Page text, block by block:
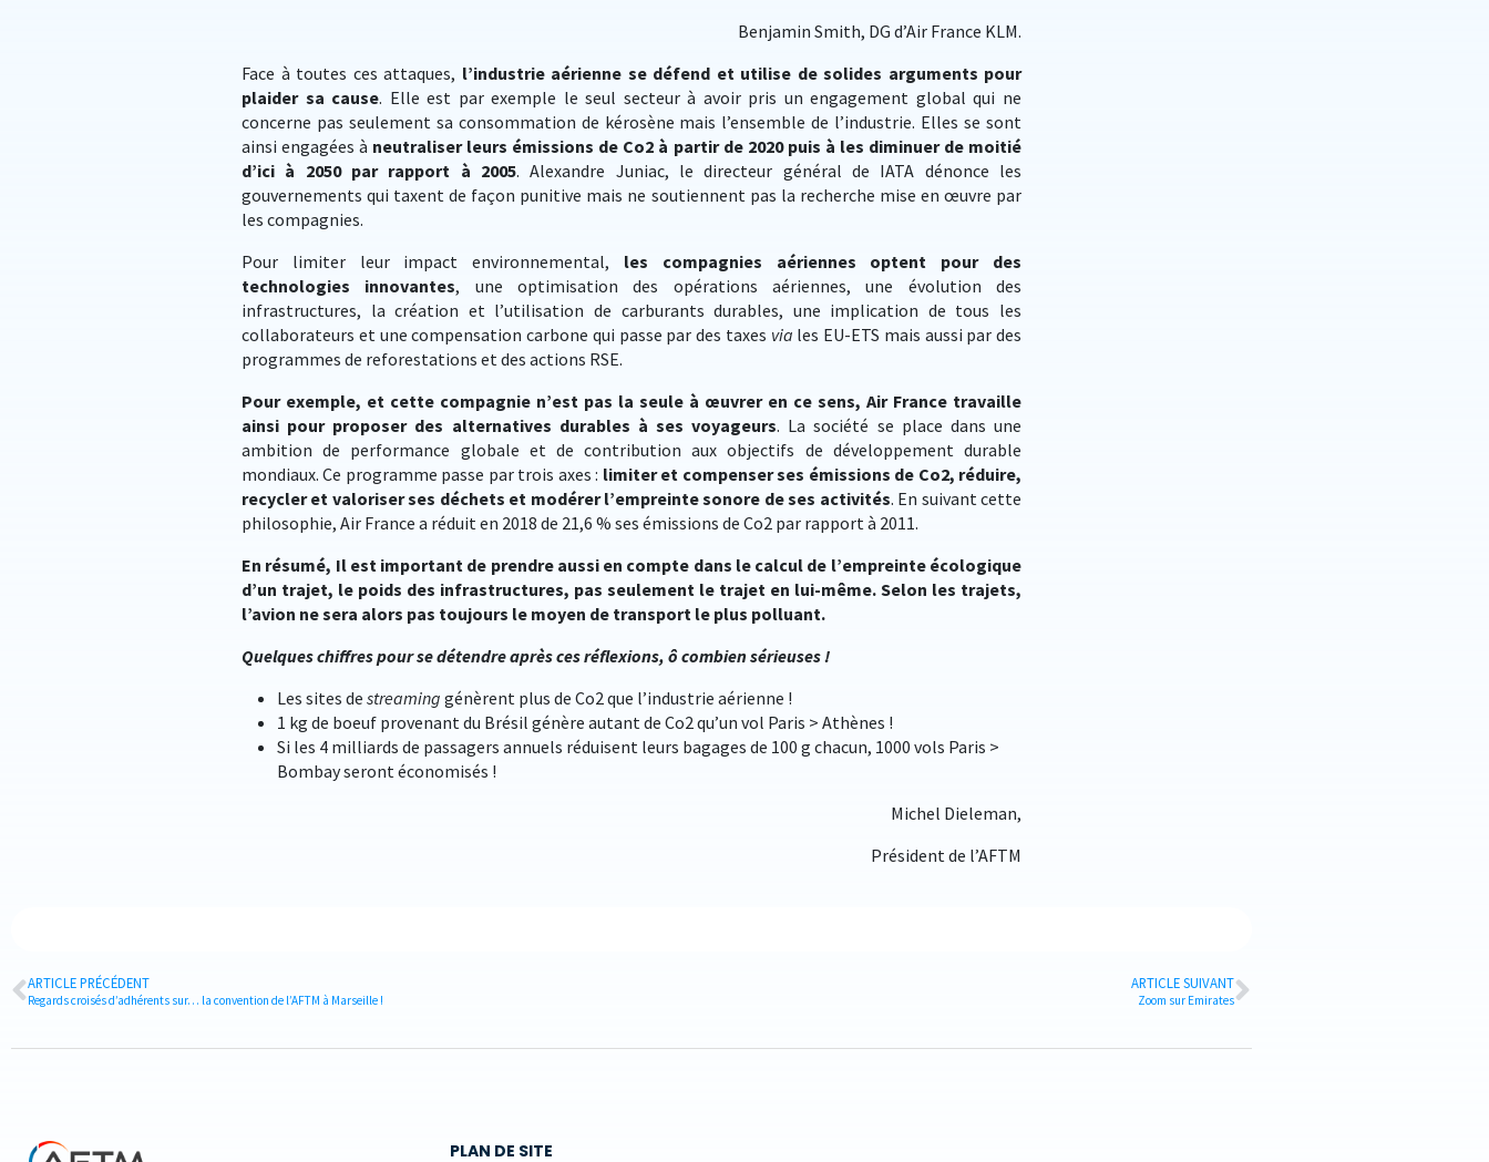
Benjamin Smith, DG d’Air France KLM.
Face à toutes ces attaques, l’industrie aérienne se défend et utilise de solides arguments pour
plaider sa cause. Elle est par exemple le seul secteur à avoir pris un engagement global qui ne
concerne pas seulement sa consommation de kérosène mais l’ensemble de l’industrie. Elles se sont
ainsi engagées à neutraliser leurs émissions de Co2 à partir de 2020 puis à les diminuer de moitié
d’ici à 2050 par rapport à 2005. Alexandre Juniac, le directeur général de IATA dénonce les
gouvernements qui taxent de façon punitive mais ne soutiennent pas la recherche mise en œuvre par
les compagnies.
Pour limiter leur impact environnemental, les compagnies aériennes optent pour des
technologies innovantes, une optimisation des opérations aériennes, une évolution des
infrastructures, la création et l’utilisation de carburants durables, une implication de tous les
collaborateurs et une compensation carbone qui passe par des taxes via les EU-ETS mais aussi par des
programmes de reforestations et des actions RSE.
Pour exemple, et cette compagnie n’est pas la seule à œuvrer en ce sens, Air France travaille
ainsi pour proposer des alternatives durables à ses voyageurs. La société se place dans une
ambition de performance globale et de contribution aux objectifs de développement durable
mondiaux. Ce programme passe par trois axes : limiter et compenser ses émissions de Co2, réduire,
recycler et valoriser ses déchets et modérer l’empreinte sonore de ses activités. En suivant cette
philosophie, Air France a réduit en 2018 de 21,6 % ses émissions de Co2 par rapport à 2011.
En résumé, Il est important de prendre aussi en compte dans le calcul de l’empreinte écologique
d’un trajet, le poids des infrastructures, pas seulement le trajet en lui-même. Selon les trajets,
l’avion ne sera alors pas toujours le moyen de transport le plus polluant.
Quelques chiffres pour se détendre après ces réflexions, ô combien sérieuses !
Les sites de streaming génèrent plus de Co2 que l’industrie aérienne !
1 kg de boeuf provenant du Brésil génère autant de Co2 qu’un vol Paris > Athènes !
Si les 4 milliards de passagers annuels réduisent leurs bagages de 100 g chacun, 1000 vols Paris >
Bombay seront économisés !
Michel Dieleman,
Président de l’AFTM
ARTICLE PRÉCÉDENT
Regards croisés d’adhérents sur… la convention de l’AFTM à Marseille !
ARTICLE SUIVANT
Zoom sur Emirates
PLAN DE SITE